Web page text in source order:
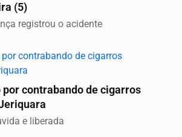
(5)
registrou o acidente
por contrabando de cigarros
e liberada